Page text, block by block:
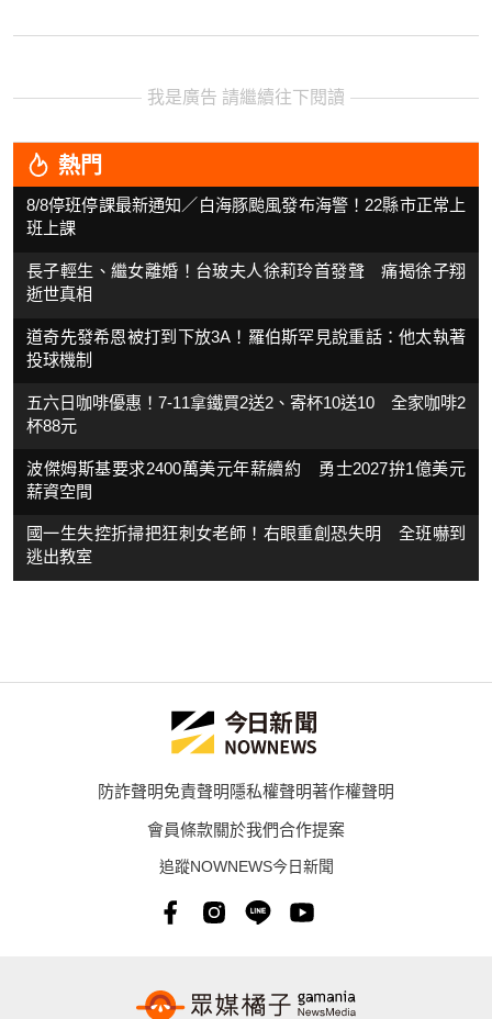
我是廣告 請繼續往下閱讀
熱門
8/8停班停課最新通知／白海豚颱風發布海警！22縣市正常上
班上課
長子輕生、繼女離婚！台玻夫人徐莉玲首發聲 痛揭徐子翔
逝世真相
道奇先發希恩被打到下放3A！羅伯斯罕見說重話：他太執著
投球機制
五六日咖啡優惠！7-11拿鐵買2送2、寄杯10送10 全家咖啡2
杯88元
波傑姆斯基要求2400萬美元年薪續約 勇士2027拚1億美元
薪資空間
國一生失控折掃把狂刺女老師！右眼重創恐失明 全班嚇到
逃出教室
防詐聲明免責聲明隱私權聲明著作權聲明
會員條款關於我們合作提案
追蹤NOWNEWS今日新聞